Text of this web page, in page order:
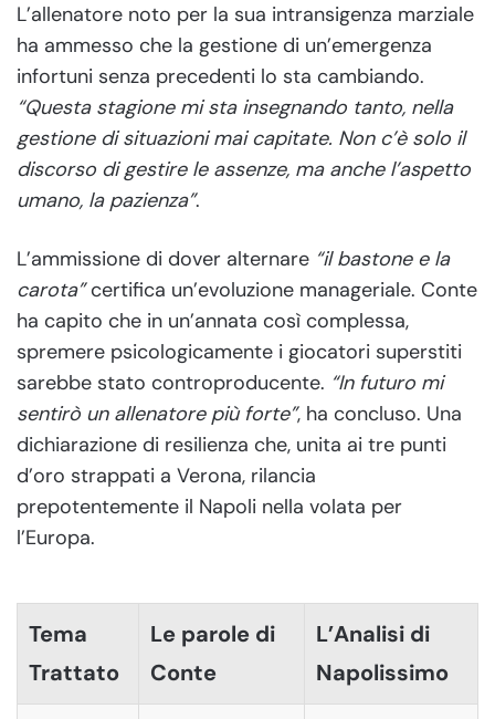
L’allenatore noto per la sua intransigenza marziale
ha ammesso che la gestione di un’emergenza
infortuni senza precedenti lo sta cambiando.
“Questa stagione mi sta insegnando tanto, nella
gestione di situazioni mai capitate. Non c’è solo il
discorso di gestire le assenze, ma anche l’aspetto
umano, la pazienza”.
L’ammissione di dover alternare “il bastone e la
carota”certifica un’evoluzione manageriale. Conte
ha capito che in un’annata così complessa,
spremere psicologicamente i giocatori superstiti
sarebbe stato controproducente. “In futuro mi
sentirò un allenatore più forte”, ha concluso. Una
dichiarazione di resilienza che, unita ai tre punti
d’oro strappati a Verona, rilancia
prepotentemente il Napoli nella volata per
l’Europa.
Tema
Trattato
Le parole di
Conte
L’Analisi di
Napolissimo